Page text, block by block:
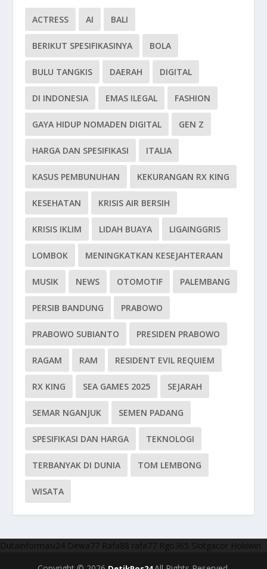
ACTRESS AI BALI
BERIKUT SPESIFIKASINYA BOLA
BULU TANGKIS DAERAH DIGITAL
DI INDONESIA EMAS ILEGAL FASHION
GAYA HIDUP NOMADEN DIGITAL GEN Z
HARGA DAN SPESIFIKASI ITALIA
KASUS PEMBUNUHAN KEKURANGAN RX KING
KESEHATAN KRISIS AIR BERSIH
KRISIS IKLIM LIDAH BUAYA LIGAINGGRIS
LOMBOK MENINGKATKAN KESEJAHTERAAN
MUSIK NEWS OTOMOTIF PALEMBANG
PERSIB BANDUNG PRABOWO
PRABOWO SUBIANTO PRESIDEN PRABOWO
RAGAM RAM RESIDENT EVIL REQUIEM
RX KING SEA GAMES 2025 SEJARAH
SEMAR NGANJUK SEMEN PADANG
SPESIFIKASI DAN HARGA TEKNOLOGI
TERBANYAK DI DUNIA TOM LEMBONG
WISATA
Dutainformasi24 Dewa77 Rafa88 rafa77 Rgo365 Slotgacor Hokiwin